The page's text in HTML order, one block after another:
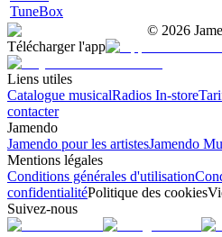
TuneBox
© 2026
Télécharger l'app
Liens utiles
Catalogue musicalRadios In-store
contacter
Jamendo
Jamendo pour les artistesJamendo
Mentions légales
Conditions générales d'utilisation
confidentialitéPolitique des cookies
Suivez-nous